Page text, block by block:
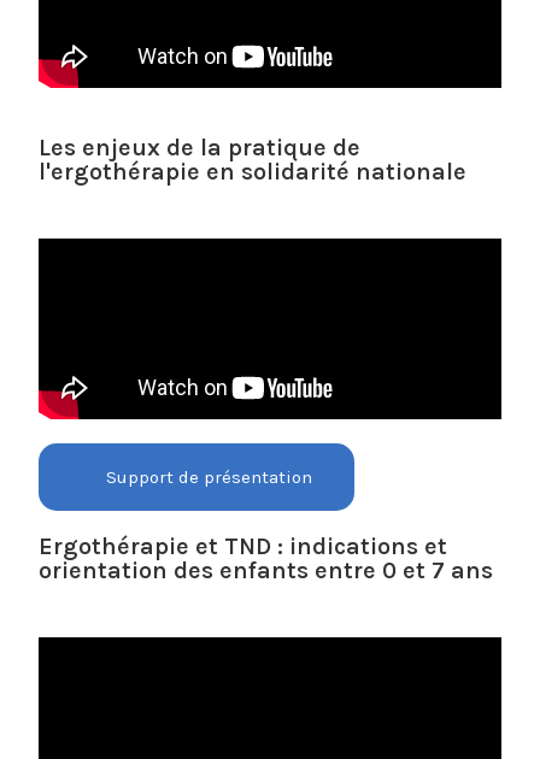
Les enjeux de la pratique de
l'ergothérapie en solidarité nationale
Support de présentation
Ergothérapie et TND : indications et
orientation des enfants entre 0 et 7 ans